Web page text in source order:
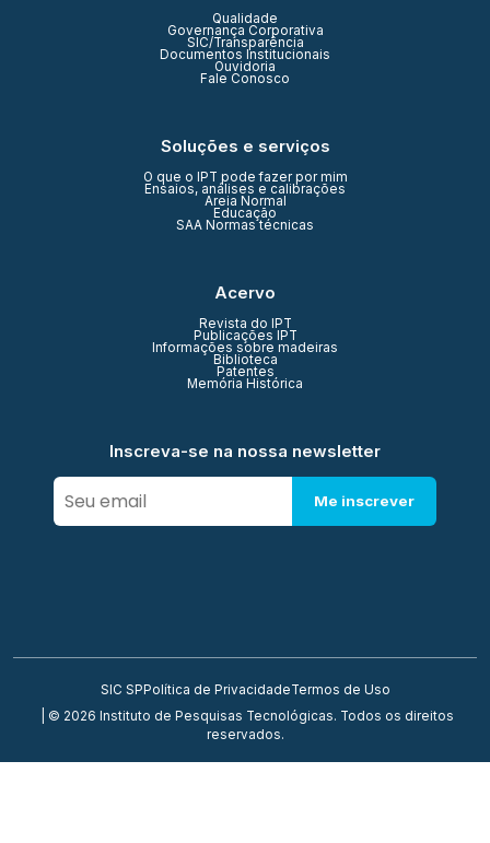
Qualidade
Governança Corporativa
SIC/Transparência
Documentos Institucionais
Ouvidoria
Fale Conosco
Soluções e serviços
O que o IPT pode fazer por mim
Ensaios, análises e calibrações
Areia Normal
Educação
SAA Normas técnicas
Acervo
Revista do IPT
Publicações IPT
Informações sobre madeiras
Biblioteca
Patentes
Memória Histórica
Inscreva-se na nossa newsletter
Me inscrever
SIC SP Política de PrivacidadeTermos de Uso
| © 2026 Instituto de Pesquisas Tecnológicas. Todos os direitos
reservados.